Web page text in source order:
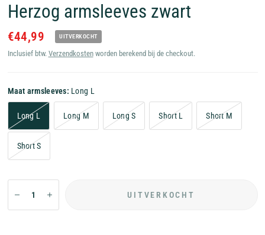
Herzog armsleeves zwart
€44,99 UITVERKOCHT
Inclusief btw. Verzendkostenworden berekend bij de checkout.
Maat armsleeves: Long L
Long L Long M Long S Short L Short M
Short S
UITVERKOCHT